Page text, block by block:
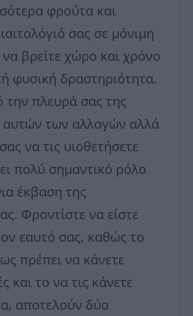
φρούτα και
σας σε μόνιμη
βρείτε χώρο και χρόνο
φυσική δραστηριότητα.
πλευρά σας της
αυτών των αλλαγών αλλά
να τις υιοθετήσετε
πολύ σημαντικό ρόλο
έκβαση της
Φροντίστε να είστε
εαυτό σας, καθώς το
πρέπει να κάνετε
και το να τις κάνετε
αποτελούν δύο